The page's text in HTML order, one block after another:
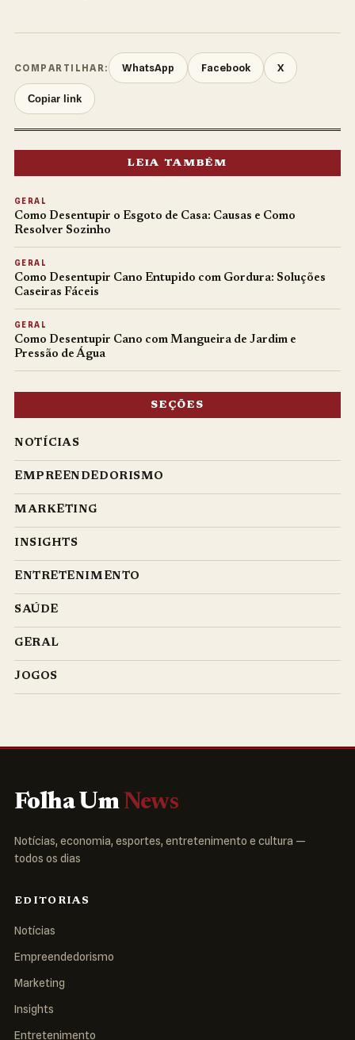
COMPARTILHAR: WhatsApp Facebook X
Copiar link
LEIA TAMBÉM
GERAL
Como Desentupir o Esgoto de Casa: Causas e Como
Resolver Sozinho
GERAL
Como Desentupir Cano Entupido com Gordura: Soluções
Caseiras Fáceis
GERAL
Como Desentupir Cano com Mangueira de Jardim e
Pressão de Água
SEÇÕES
NOTÍCIAS
EMPREENDEDORISMO
MARKETING
INSIGHTS
ENTRETENIMENTO
SAÚDE
GERAL
JOGOS
Folha Um News
Notícias, economia, esportes, entretenimento e cultura —
todos os dias
EDITORIAS
Notícias
Empreendedorismo
Marketing
Insights
Entretenimento